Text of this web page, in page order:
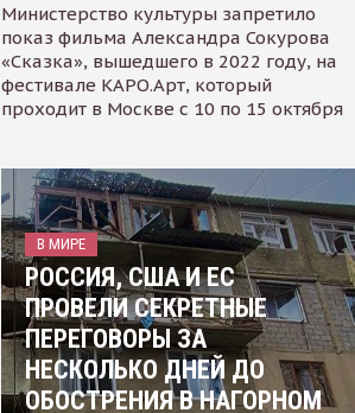
Министерство культуры запретило
показ фильма Александра Сокурова
«Сказка», вышедшего в 2022 году, на
фестивале КАРО.Арт, который
проходит в Москве с 10 по 15 октября
В МИРЕ
РОССИЯ, США И ЕС
ПРОВЕЛИ СЕКРЕТНЫЕ
ПЕРЕГОВОРЫ ЗА
НЕСКОЛЬКО ДНЕЙ ДО
ОБОСТРЕНИЯ В НАГОРНОМ